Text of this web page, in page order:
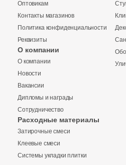
Заявка на
Запрос аналогов
Обратная связь
Оптовикам
Контакты магазинов
Политика конфиденциальности
Реквизиты
О компании
О компании
Новости
Вакансии
Дипломы и награды
Сотрудничество
Расходные материалы
Затирочные смеси
Клеевые смеси
Системы укладки плитки